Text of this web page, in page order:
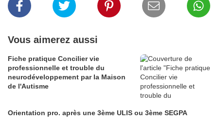
Vous aimerez aussi
Fiche pratique Concilier vie
professionnelle et trouble du
neurodéveloppement par la Maison
de l'Autisme
Orientation pro. après une 3ème ULIS ou 3ème SEGPA